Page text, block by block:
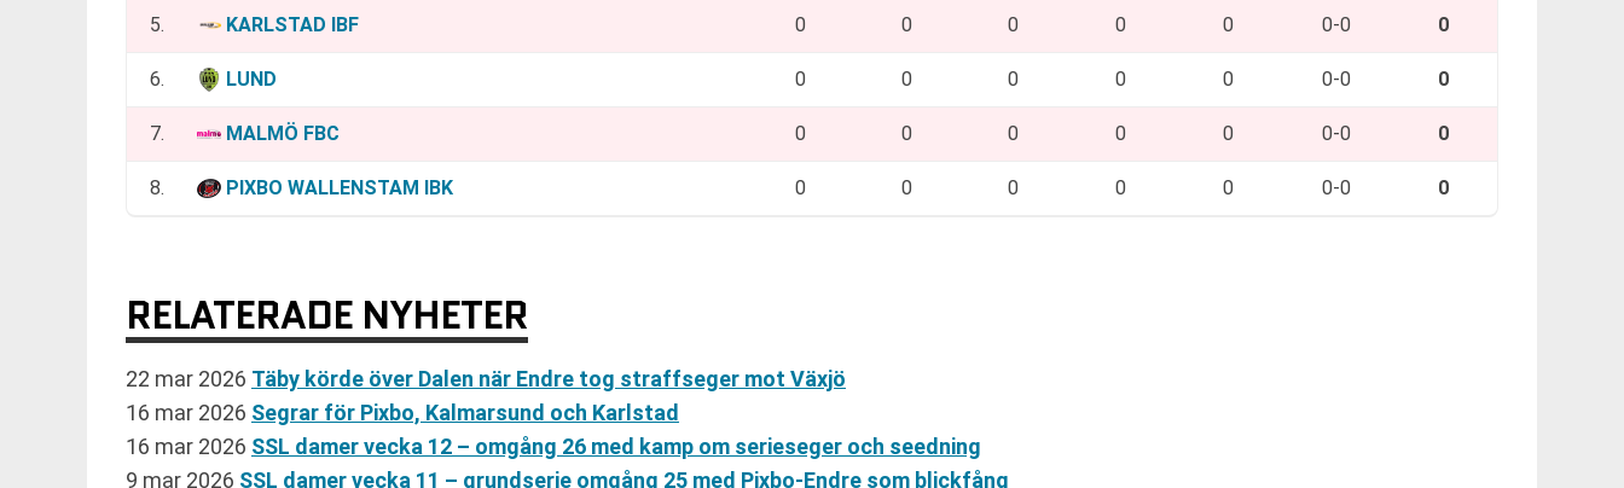
5. KARLSTAD IBF 0 0 0 0 0 0-0 0
6. LUND 0 0 0 0 0 0-0 0
7. MALMÖ FBC 0 0 0 0 0 0-0 0
8. PIXBO WALLENSTAM IBK 0 0 0 0 0 0-0 0
RELATERADE NYHETER
22 mar 2026 Täby körde över Dalen när Endre tog straffseger mot Växjö
16 mar 2026 Segrar för Pixbo, Kalmarsund och Karlstad
16 mar 2026 SSL damer vecka 12 – omgång 26 med kamp om serieseger och seedning
9 mar 2026 SSL damer vecka 11 – grundserie omgång 25 med Pixbo-Endre som blickfång